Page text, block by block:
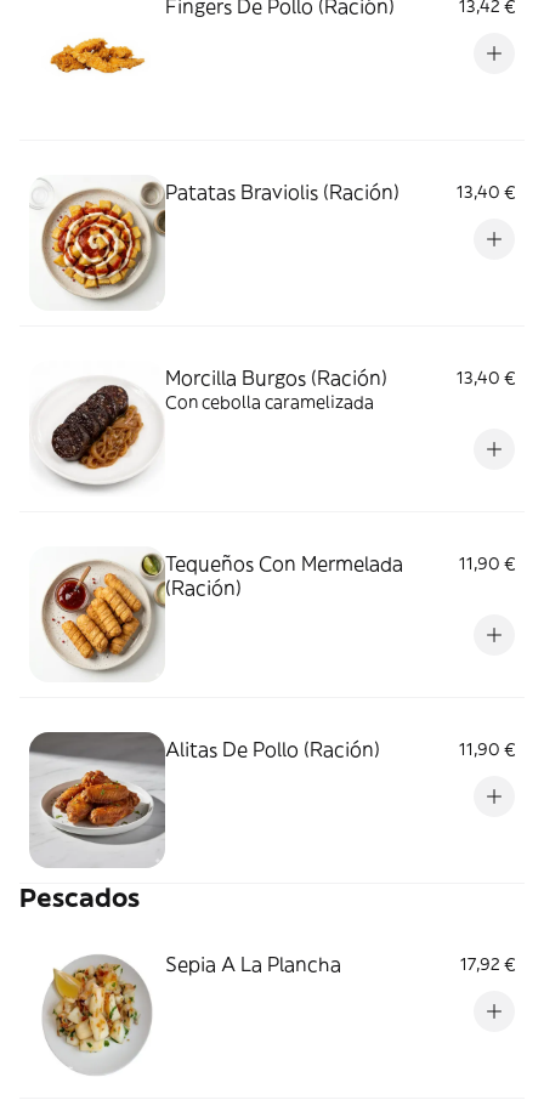
Fingers De Pollo (Ración) 13,42 €
Patatas Braviolis (Ración) 13,40 €
Morcilla Burgos (Ración)
13,40 €
Con cebolla caramelizada
Tequeños Con Mermelada
(Ración)
11,90 €
Alitas De Pollo (Ración) 11,90 €
Pescados
Sepia A La Plancha 17,92 €